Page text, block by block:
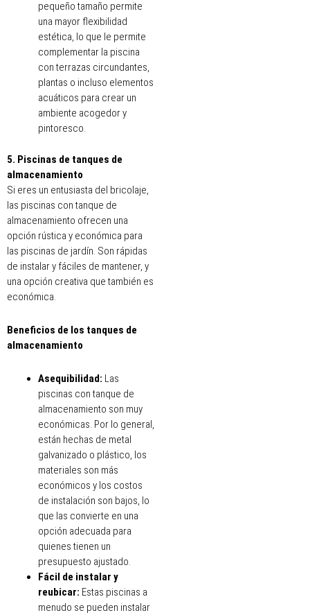
pequeño tamaño permite
una mayor flexibilidad
estética, lo que le permite
complementar la piscina
con terrazas circundantes,
plantas o incluso elementos
acuáticos para crear un
ambiente acogedor y
pintoresco.
5. Piscinas de tanques de
almacenamiento
Si eres un entusiasta del bricolaje,
las piscinas con tanque de
almacenamiento ofrecen una
opción rústica y económica para
las piscinas de jardín. Son rápidas
de instalar y fáciles de mantener, y
una opción creativa que también es
económica.
Beneficios de los tanques de
almacenamiento
Asequibilidad: Las
piscinas con tanque de
almacenamiento son muy
económicas. Por lo general,
están hechas de metal
galvanizado o plástico, los
materiales son más
económicos y los costos
de instalación son bajos, lo
que las convierte en una
opción adecuada para
quienes tienen un
presupuesto ajustado.
Fácil de instalar y
reubicar: Estas piscinas a
menudo se pueden instalar